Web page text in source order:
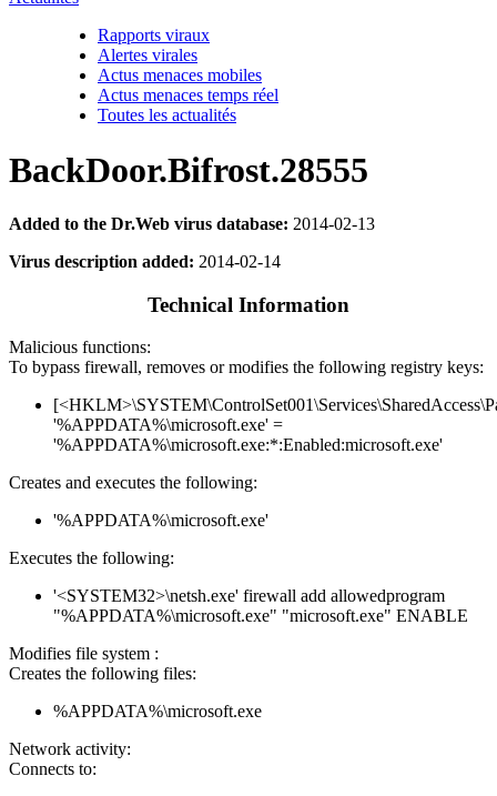
Rapports viraux
Alertes virales
Actus menaces mobiles
Actus menaces temps réel
Toutes les actualités
BackDoor.Bifrost.28555
Added to the Dr.Web virus database: 2014-02-13
Virus description added: 2014-02-14
Technical Information
Malicious functions:
To bypass firewall, removes or modifies the following registry keys:
'%APPDATA%\microsoft.exe' =
'%APPDATA%\microsoft.exe:*:Enabled:microsoft.exe'
Creates and executes the following:
'%APPDATA%\microsoft.exe'
Executes the following:
'<SYSTEM32>\netsh.exe' firewall add allowedprogram
"%APPDATA%\microsoft.exe" "microsoft.exe" ENABLE
Modifies file system :
Creates the following files:
%APPDATA%\microsoft.exe
Network activity:
Connects to: